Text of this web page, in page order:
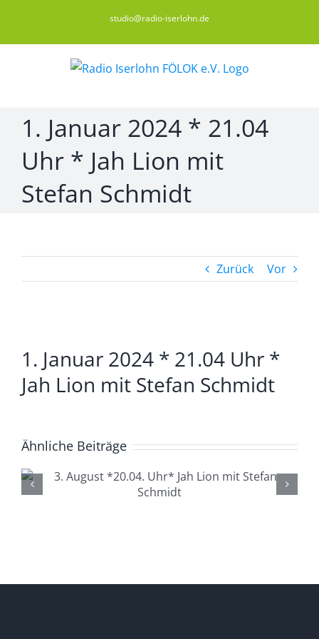
springen
studio@radio-iserlohn.de
1. Januar 2024 * 21.04
Uhr * Jah Lion mit
Stefan Schmidt
Zurück Vor
grösseres
Bild
1. Januar 2024 * 21.04 Uhr *
Jah Lion mit Stefan Schmidt
Ähnliche Beiträge
4. August *20.04. Uhr*
Lüdenscheid Live mit Ingo